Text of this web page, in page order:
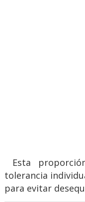
Esta
tolerancia
para evitar